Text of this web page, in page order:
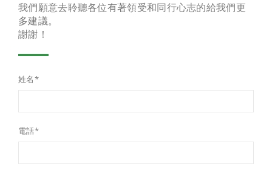
我們願意去聆聽各位有著領受和同行心志的給我們更
多建議。
謝謝！
姓名*
電話*